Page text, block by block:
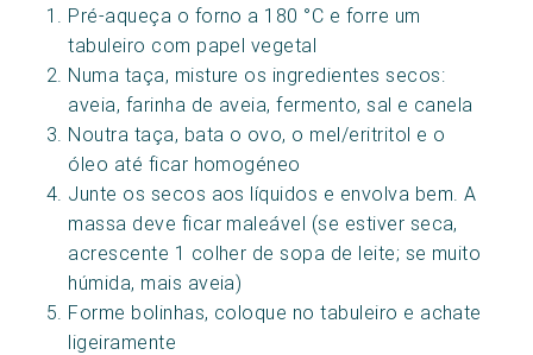
Pré-aqueça o forno a 180 °C e forre um
tabuleiro com papel vegetal
Numa taça, misture os ingredientes secos:
aveia, farinha de aveia, fermento, sal e canela
Noutra taça, bata o ovo, o mel/eritritol e o
óleo até ficar homogéneo
Junte os secos aos líquidos e envolva bem. A
massa deve ficar maleável (se estiver seca,
acrescente 1 colher de sopa de leite; se muito
húmida, mais aveia)
Forme bolinhas, coloque no tabuleiro e achate
ligeiramente